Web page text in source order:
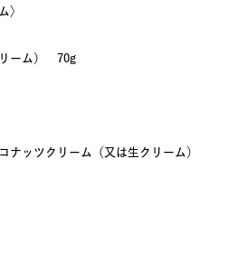
〉
リーム） 70g
ナッツクリーム（又は生クリーム）